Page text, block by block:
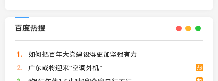
百度热搜
1
如何把百年大党建设得更加坚强有力
2
热
广东或将迎来“空调外机”